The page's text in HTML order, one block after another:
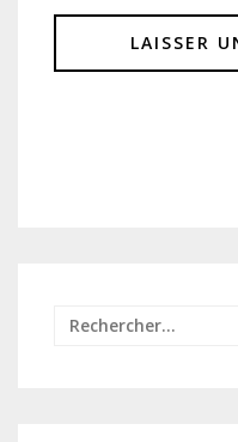
Rechercher :